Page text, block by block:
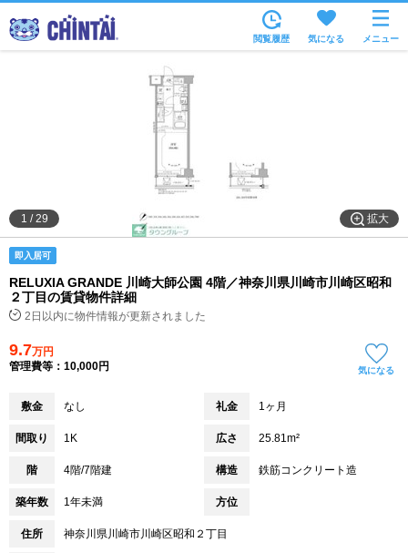
通勤通学時間から
物件特集から
閲覧履歴 気になる メニュー
拡大
1 /29
即入居可
RELUXIA GRANDE 川崎大師公園 4階／神奈川県川崎市川崎区昭和
２丁目の賃貸物件詳細
2日以内に物件情報が更新されました
9.7万円
管理費等：10,000円
気になる
敷金 なし 礼金 1ヶ月
間取り 1K 広さ 25.81m²
階 4階/7階建 構造 鉄筋コンクリート造
築年数 1年未満 方位
住所 神奈川県川崎市川崎区昭和２丁目